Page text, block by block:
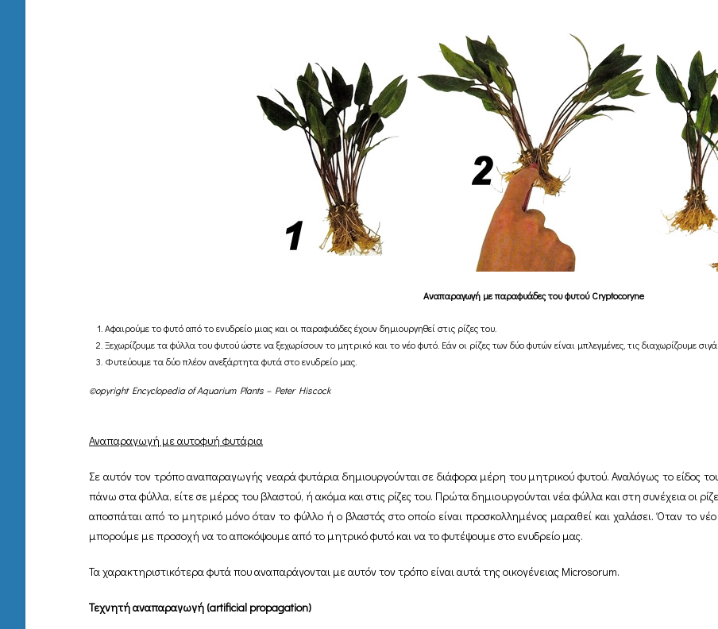
Αναπαραγωγή με παραφυάδες του φυτού Cryptocoryne
Αφαιρούμε το φυτό από το ενυδρείο μιας και οι παραφυάδες έχουν δημιουργηθεί στις ρίζες του.
Ξεχωρίζουμε τα φύλλα του φυτού ώστε να ξεχωρίσουν το μητρικό και το νέο φυτό. Εάν οι ρίζες των δύο φυτών είναι μπλεγμένες, τις διαχωρίζουμε
Φυτεύουμε τα δύο πλέον ανεξάρτητα φυτά στο ενυδρείο μας.
©opyright Encyclopedia of Aquarium Plants – Peter Hiscock
Αναπαραγωγή με αυτοφυή φυτάρια
Σε αυτόν τον τρόπο αναπαραγωγής νεαρά φυτάρια δημιουργούνται σε διάφορα μέρη του μητρικού φυτού. Αναλόγως το είδος
πάνω στα φύλλα, είτε σε μέρος του βλαστού, ή ακόμα και στις ρίζες του. Πρώτα δημιουργούνται νέα φύλλα και στη συνέχεια οι
αποσπάται από το μητρικό μόνο όταν το φύλλο ή ο βλαστός στο οποίο είναι προσκολλημένος μαραθεί και χαλάσει. Όταν το
μπορούμε με προσοχή να το αποκόψουμε από το μητρικό φυτό και να το φυτέψουμε στο ενυδρείο μας.
Τα χαρακτηριστικότερα φυτά που αναπαράγονται με αυτόν τον τρόπο είναι αυτά της οικογένειας Microsorum.
Τεχνητή αναπαραγωγή (artificial propagation)